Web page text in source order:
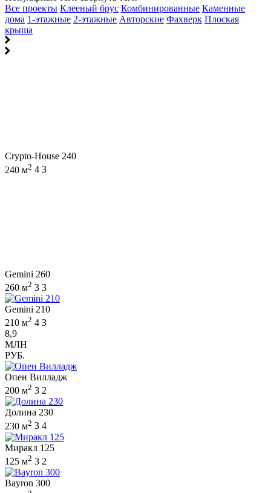
Все проекты Клееный брус Комбинированные Каменные
дома 1-этажные 2-этажные Авторские Фахверк Плоская
крыша
Crypto-House 240
240 м2 4 3
Gemini 260
260 м2 3 3
Gemini 210
210 м2 4 3
8,9
МЛН
РУБ.
Опен Вилладж
200 м2 3 2
Долина 230
230 м2 3 4
Миракл 125
125 м2 3 2
Bayron 300